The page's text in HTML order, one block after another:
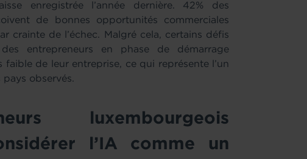
enregistrée l’année dernière. 42% des
de bonnes opportunités commerciales
crainte de l’échec. Malgré cela, certains défis
entrepreneurs en phase de démarrage
faible de leur entreprise, ce qui représente l’un
observés.
luxembourgeois
l’IA comme un